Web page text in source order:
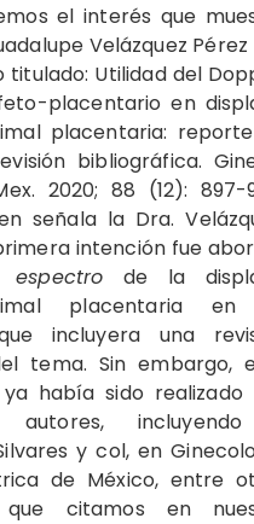
el interés que
Velázquez
titulado: Utilidad del
placentario en
placentaria:
bibliográfica.
2020; 88 (12): 897-
señala la Dra.
intención fue
de la
placentaria
incluyera una
tema. Sin embargo,
ya había sido realizado
autores,
y col, en
de México, entre
que citamos en